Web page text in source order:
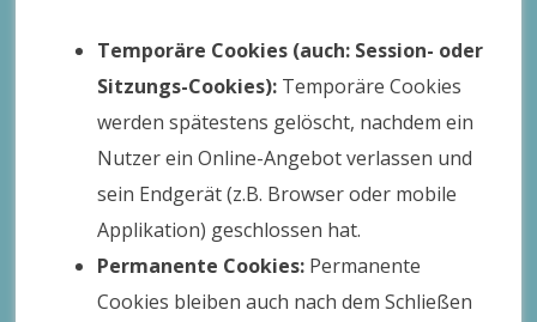
Temporäre Cookies (auch: Session- oder
Sitzungs-Cookies): Temporäre Cookies
werden spätestens gelöscht, nachdem ein
Nutzer ein Online-Angebot verlassen und
sein Endgerät (z.B. Browser oder mobile
Applikation) geschlossen hat.
Permanente Cookies: Permanente
Cookies bleiben auch nach dem Schließen